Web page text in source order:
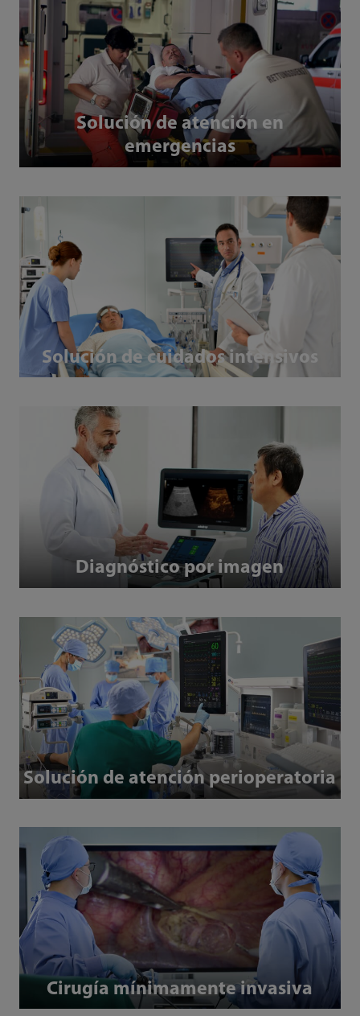
Solución de atención en
emergencias
Solución de cuidados intensivos
Diagnóstico por imagen
Solución de atención perioperatoria
Cirugía mínimamente invasiva